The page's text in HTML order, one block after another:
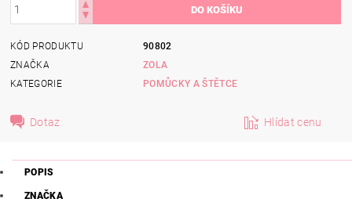
KÓD PRODUKTU
90802
ZNAČKA
ZOLA
KATEGORIE
POMŮCKY A ŠTĚTCE
Dotaz Hlídat cenu
POPIS
ZNAČKA